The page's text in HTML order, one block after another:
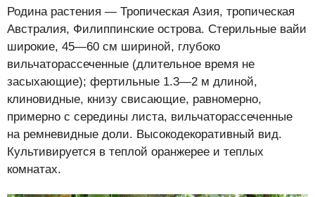
Родина растения — Тропическая Азия, тропическая
Австралия, Филиппинские острова. Стерильные вайи
широкие, 45—60 см шириной, глубоко
вильчаторассеченные (длительное время не
засыхающие); фертильные 1.3—2 м длиной,
клиновидные, книзу свисающие, равномерно,
примерно с середины листа, вильчаторассеченные
на ремневидные доли. Высокодекоративный вид.
Культивируется в теплой оранжерее и теплых
комнатах.